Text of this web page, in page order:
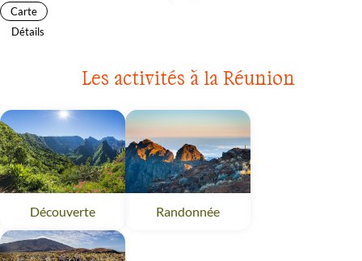
Carte
Détails
Les activités à la Réunion
Découverte Randonnée